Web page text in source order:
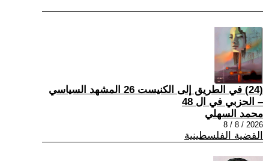
(24) في الطريق إلى الكنيست 26 المشهد السياسي
– الحزبي في ال 48
محمد السهلي
2026 / 8 / 8
القضية الفلسطينية